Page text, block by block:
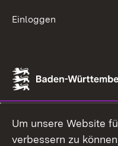
Einloggen
Um unsere Website
verbessern zu